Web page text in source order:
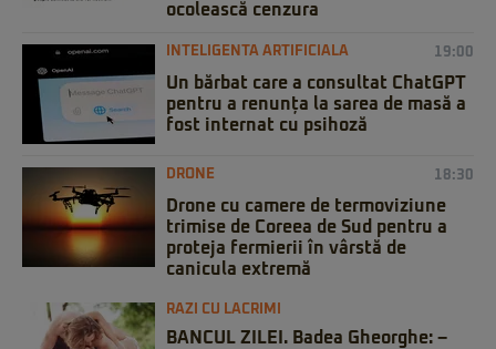
ocolească cenzura
INTELIGENTA ARTIFICIALA 19:00
Un bărbat care a consultat ChatGPT
pentru a renunța la sarea de masă a
fost internat cu psihoză
DRONE 18:30
Drone cu camere de termoviziune
trimise de Coreea de Sud pentru a
proteja fermierii în vârstă de
canicula extremă
RAZI CU LACRIMI
BANCUL ZILEI. Badea Gheorghe: –